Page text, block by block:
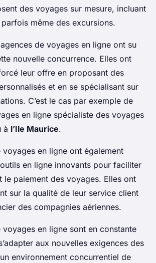
des voyages sur mesure, incluant
même des excursions.
de voyages en ligne ont su
nouvelle concurrence. Elles ont
leur offre en proposant des
et en se spécialisant sur
C’est le cas par exemple de
en ligne spécialiste des voyages
à l’Ile Maurice.
voyages en ligne ont également
en ligne innovants pour faciliter
le paiement des voyages. Elles ont
sur la qualité de leur service client
des compagnies aériennes.
voyages en ligne sont en constante
aux nouvelles exigences des
environnement concurrentiel de